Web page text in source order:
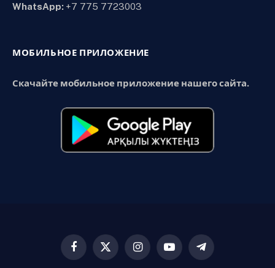
WhatsApp: +7 775 7723003
МОБИЛЬНОЕ ПРИЛОЖЕНИЕ
Скачайте мобильное приложение нашего сайта.
Facebook
X
InstagramYouTubeTelegram